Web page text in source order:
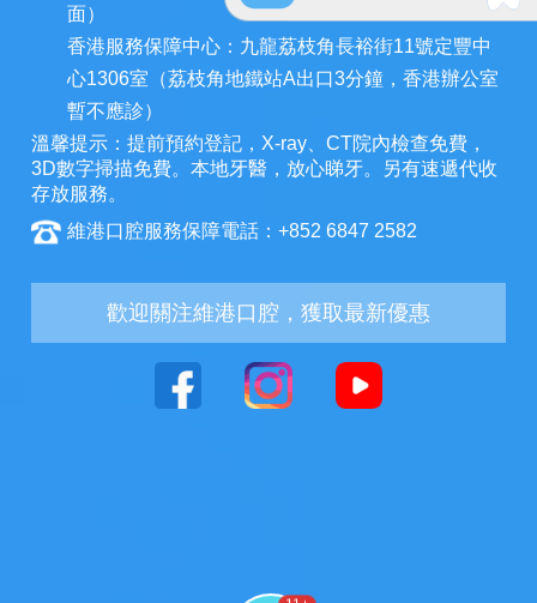
面）
香港服務保障中心：九龍荔枝角長裕街11號定豐中
心1306室（荔枝角地鐵站A出口3分鐘，香港辦公室
暫不應診）
溫馨提示：提前預約登記，X-ray、CT院內檢查免費，
3D數字掃描免費。本地牙醫，放心睇牙。另有速遞代收
存放服務。
維港口腔服務保障電話：+852 6847 2582
歡迎關注維港口腔，獲取最新優惠